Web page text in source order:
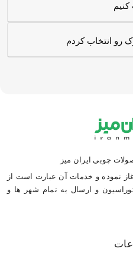
رو انتخاب کردم
چوبی ایران میز
میز فعالیت خود را از سال 88 آغاز نموده و خدمات آن عبارت است از
و ارسال به تمام شهر ها و